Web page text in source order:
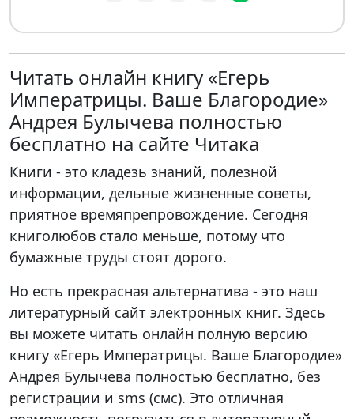
Читать онлайн книгу «Егерь
Императрицы. Ваше Благородие»
Андрея Булычева полностью
бесплатно на сайте Читака
Книги - это кладезь знаний, полезной
информации, дельные жизненные советы,
приятное времяпрепровождение. Сегодня
книголюбов стало меньше, потому что
бумажные труды стоят дорого.
Но есть прекрасная альтернатива - это наш
литературный сайт электронных книг. Здесь
вы можете читать онлайн полную версию
книгу «Егерь Императрицы. Ваше Благородие»
Андрея Булычева полностью бесплатно, без
регистрации и sms (смс). Это отличная